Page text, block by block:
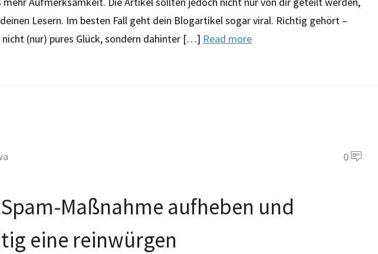
Lesern. Im besten Fall geht dein Blogartikel sogar viral. Richtig gehört –
(nur) pures Glück, sondern dahinter […] Read more
0
Maßnahme aufheben und
eine reinwürgen